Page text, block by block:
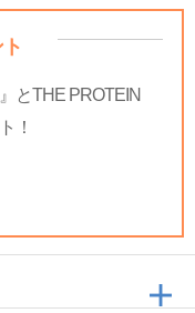
とTHE PROTEIN
！